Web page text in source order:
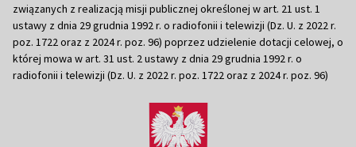
związanych z realizacją misji publicznej określonej w art. 21 ust. 1
ustawy z dnia 29 grudnia 1992 r. o radiofonii i telewizji (Dz. U. z 2022 r.
poz. 1722 oraz z 2024 r. poz. 96) poprzez udzielenie dotacji celowej, o
której mowa w art. 31 ust. 2 ustawy z dnia 29 grudnia 1992 r. o
radiofonii i telewizji (Dz. U. z 2022 r. poz. 1722 oraz z 2024 r. poz. 96)